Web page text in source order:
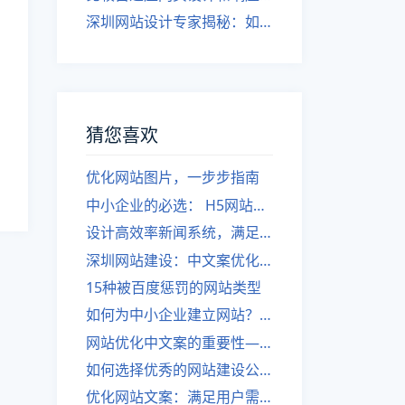
深圳网站设计专家揭秘：如何实现自适应网页设计
猜您喜欢
优化网站图片，一步步指南
中小企业的必选： H5网站建设
设计高效率新闻系统，满足用户需求.
深圳网站建设：中文案优化对网站的重要性
15种被百度惩罚的网站类型
如何为中小企业建立网站？深圳福田专业公司教你一步步。
网站优化中文案的重要性——深圳网站建设的关键
如何选择优秀的网站建设公司？顾问一步步指导
优化网站文案：满足用户需求的文案编写！